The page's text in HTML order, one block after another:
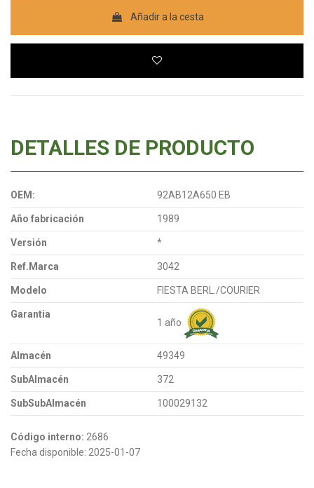
Añadir a la cesta
DETALLES DE PRODUCTO
OEM: 92AB12A650 EB
Año fabricación 1989
Versión *
Ref.Marca 3042
Modelo FIESTA BERL./COURIER
Garantia
1 año
Almacén 49349
SubAlmacén 372
SubSubAlmacén 100029132
Código interno: 2686
Fecha disponible: 2025-01-07